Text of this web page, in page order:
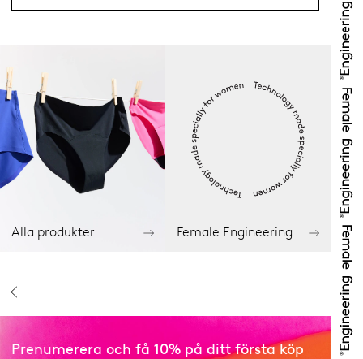
Alla produkter Female Engineering
Prenumerera och få 10% på ditt första köp